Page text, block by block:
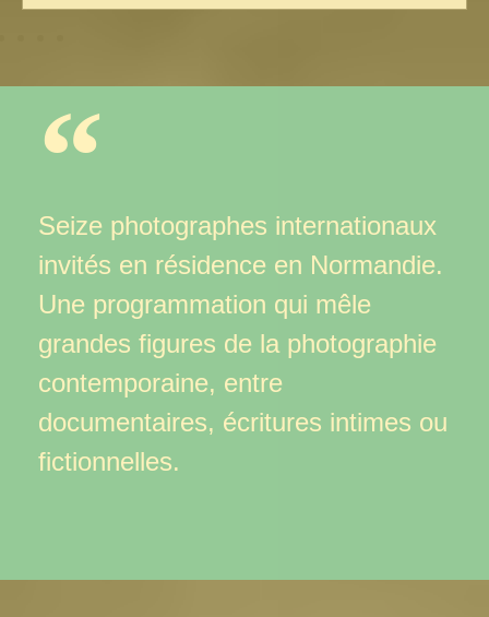
Seize photographes internationaux
invités en résidence en Normandie.
Une programmation qui mêle
grandes figures de la photographie
contemporaine, entre
documentaires, écritures intimes ou
fictionnelles.